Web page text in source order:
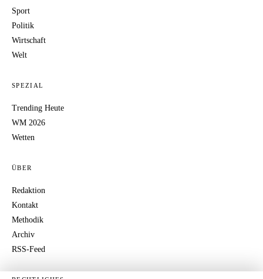
Sport
Politik
Wirtschaft
Welt
SPEZIAL
Trending Heute
WM 2026
Wetten
ÜBER
Redaktion
Kontakt
Methodik
Archiv
RSS-Feed